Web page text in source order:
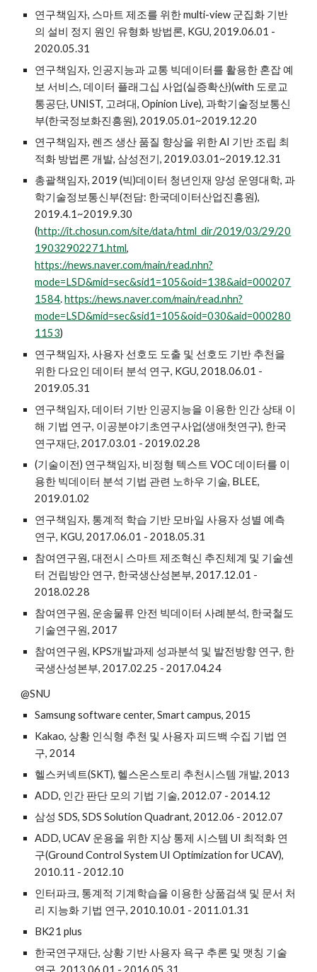
연구책임자, 스마트 제조를 위한 multi-view 군집화 기반
의 설비 정지 원인 유형화 방법론, KGU, 2019.06.01 -
2020.05.31
연구책임자, 인공지능과 교통 빅데이터를 활용한 혼잡 예
보 서비스, 데이터 플래그십 사업(실증확산)(with 도로교
통공단, UNIST, 고려대, Opinion Live), 과학기술정보통신
부(한국정보화진흥원), 2019.05.01~2019.12.20
연구책임자, 렌즈 생산 품질 향상을 위한 AI 기반 조립 최
적화 방법론 개발, 삼성전기, 2019.03.01~2019.12.31
총괄책임자, 2019 (빅)데이터 청년인재 양성 운영대학, 과
학기술정보통신부(전담: 한국데이터산업진흥원),
2019.4.1~2019.9.30
(http://it.chosun.com/site/data/html_dir/2019/03/29/20
19032902271.html,
https://news.naver.com/main/read.nhn?
mode=LSD&mid=sec&sid1=105&oid=138&aid=000207
1584.https://news.naver.com/main/read.nhn?
mode=LSD&mid=sec&sid1=105&oid=030&aid=000280
1153)
연구책임자, 사용자 선호도 도출 및 선호도 기반 추천을
위한 다요인 데이터 분석 연구, KGU, 2018.06.01 -
2019.05.31
연구책임자, 데이터 기반 인공지능을 이용한 인간 상태 이
해 기법 연구, 이공분야기초연구사업(생애첫연구), 한국
연구재단, 2017.03.01 - 2019.02.28
(기술이전) 연구책임자, 비정형 텍스트 VOC 데이터를 이
용한 빅데이터 분석 기법 관련 노하우 기술, BLEE,
2019.01.02
연구책임자, 통계적 학습 기반 모바일 사용자 성별 예측
연구, KGU, 2017.06.01 - 2018.05.31
참여연구원, 대전시 스마트 제조혁신 추진체계 및 기술센
터 건립방안 연구, 한국생산성본부, 2017.12.01 -
2018.02.28
참여연구원, 운송물류 안전 빅데이터 사례분석, 한국철도
기술연구원, 2017
참여연구원, KPS개발과제 성과분석 및 발전방향 연구, 한
국생산성본부, 2017.02.25 - 2017.04.24
@SNU
Samsung software center, Smart campus, 2015
Kakao, 상황 인식형 추천 및 사용자 피드백 수집 기법 연
구, 2014
헬스커넥트(SKT), 헬스온스토리 추천시스템 개발, 2013
ADD, 인간 판단 모의 기법 기술, 2012.07 - 2014.12
삼성 SDS, SDS Solution Quadrant, 2012.06 - 2012.07
ADD, UCAV 운용을 위한 지상 통제 시스템 UI 최적화 연
구(Ground Control System UI Optimization for UCAV),
2010.11 - 2012.10
인터파크, 통계적 기계학습을 이용한 상품검색 및 문서 처
리 지능화 기법 연구, 2010.10.01 - 2011.01.31
BK21 plus
한국연구재단, 상황 기반 사용자 욕구 추론 및 맷칭 기술
연구, 2013.06.01 - 2016.05.31